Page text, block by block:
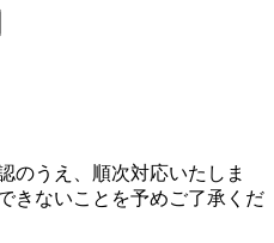
のうえ、順次対応いたしま
きないことを予めご了承くだ